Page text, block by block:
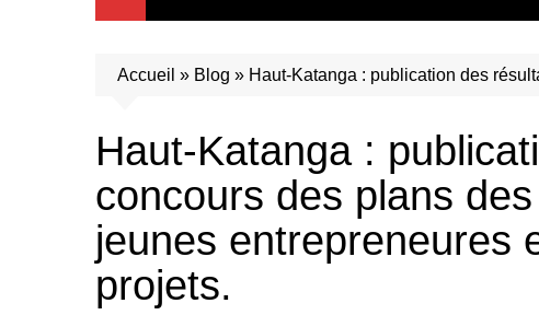
Accueil » Blog » Haut-Katanga : publication des
Haut-Katanga :
concours des plans
jeunes entrepreneures
projets.